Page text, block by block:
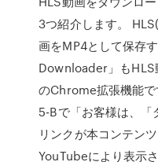
3つ紹介します。
画をMP4として保存
Downloader」もHLS
のChrome拡張機能
5-Bで「お客様は、「
リンクが本コンテン
YouTubeにより表示